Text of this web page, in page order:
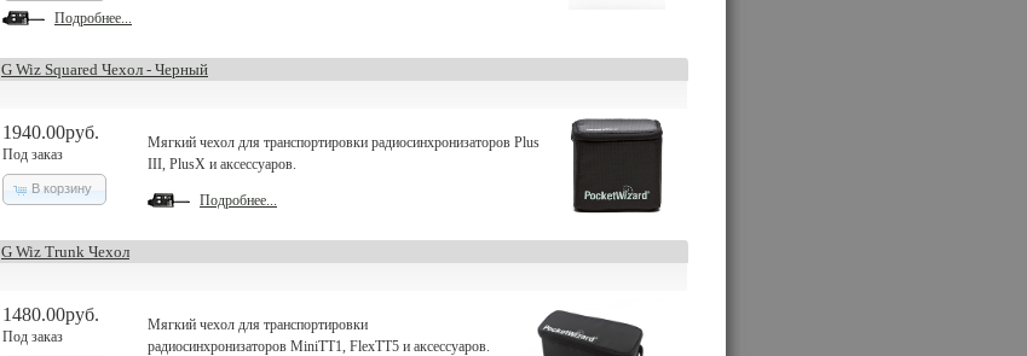
Подробнее...
G Wiz Squared Чехол - Черный
1940.00руб.
Под заказ
В корзину
Мягкий чехол для транспортировки радиосинхронизаторов Plus
III, PlusX и аксессуаров.
Подробнее...
G Wiz Trunk Чехол
1480.00руб.
Под заказ
Мягкий чехол для транспортировки
радиосинхронизаторов MiniTT1, FlexTT5 и аксессуаров.